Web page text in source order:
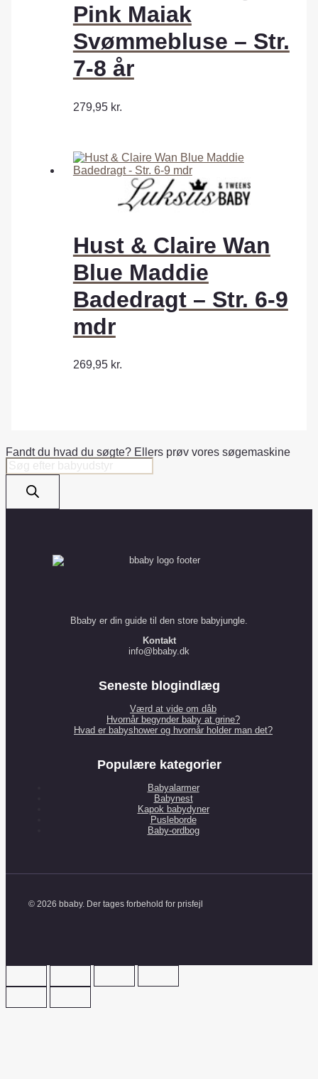
Pink Maiak
Svømmebluse – Str.
7-8 år
279,95 kr.
Hust & Claire Wan
Blue Maddie
Badedragt – Str. 6-9
mdr
269,95 kr.
Fandt du hvad du søgte? Ellers prøv vores søgemaskine
Products
search
Bbaby er din guide til den store babyjungle.
Kontakt
info@bbaby.dk
Seneste blogindlæg
Værd at vide om dåb
Hvornår begynder baby at grine?
Hvad er babyshower og hvornår holder man det?
Populære kategorier
Babyalarmer
Babynest
Kapok babydyner
Pusleborde
Baby-ordbog
© 2026 bbaby. Der tages forbehold for prisfejl